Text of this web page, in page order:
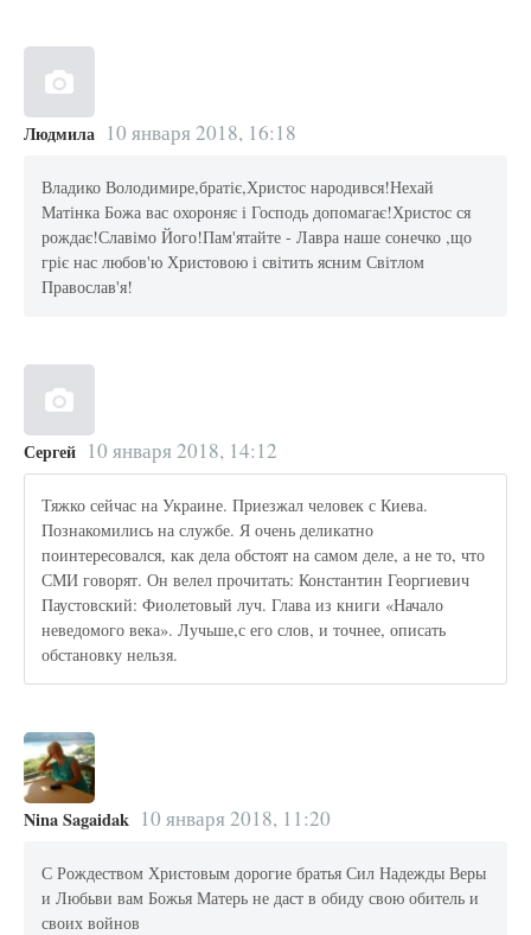
Людмила 10 января 2018, 16:18
Владико Володимире,братіє,Христос народився!Нехай
Матінка Божа вас охороняє і Господь допомагає!Христос ся
рождає!Славімо Його!Пам'ятайте - Лавра наше сонечко ,що
гріє нас любов'ю Христовою і світить ясним Світлом
Православ'я!
Сергей 10 января 2018, 14:12
Тяжко сейчас на Украине. Приезжал человек с Киева.
Познакомились на службе. Я очень деликатно
поинтересовался, как дела обстоят на самом деле, а не то, что
СМИ говорят. Он велел прочитать: Константин Георгиевич
Паустовский: Фиолетовый луч. Глава из книги «Начало
неведомого века». Лучьше,с его слов, и точнее, описать
обстановку нельзя.
Nina Sagaidak 10 января 2018, 11:20
С Рождеством Христовым дорогие братья Сил Надежды Веры
и Любьви вам Божья Матерь не даст в обиду свою обитель и
своих войнов